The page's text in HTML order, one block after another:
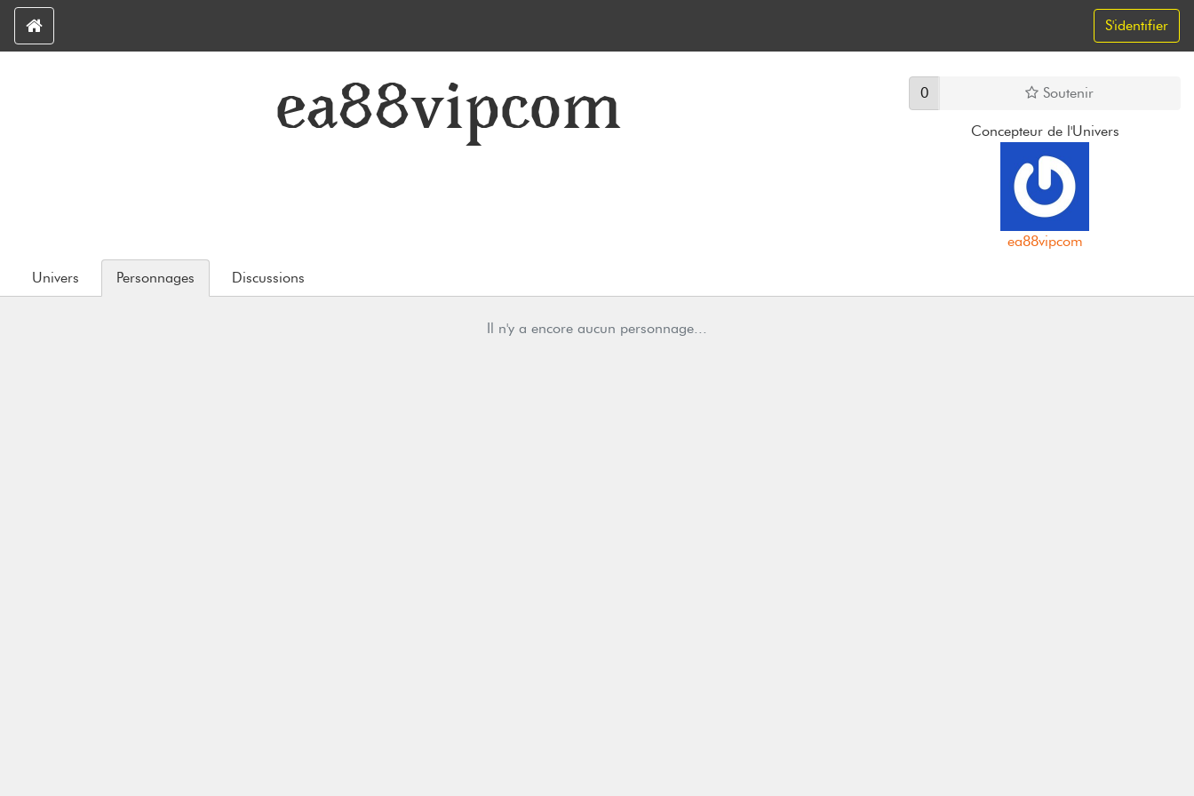
S'identifier
ea88vipcom 0 Soutenir
Concepteur de l'Univers
ea88vipcom
Univers Personnages Discussions
Il n'y a encore aucun personnage...